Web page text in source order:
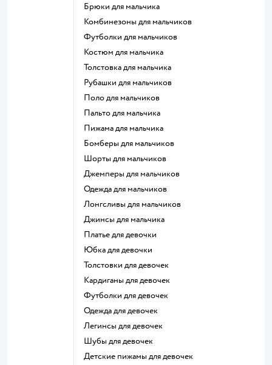
Брюки для мальчика
Комбинезоны для мальчиков
Футболки для мальчиков
Костюм для мальчика
Толстовка для мальчика
Рубашки для мальчиков
Поло для мальчиков
Пальто для мальчика
Пижама для мальчика
Бомберы для мальчиков
Шорты для мальчиков
Джемперы для мальчиков
Одежда для мальчиков
Лонгсливы для мальчиков
Джинсы для мальчика
Платье для девочки
Юбка для девочки
Толстовки для девочек
Кардиганы для девочек
Футболки для девочек
Одежда для девочек
Легинсы для девочек
Шубы для девочек
Детские пижамы для девочек